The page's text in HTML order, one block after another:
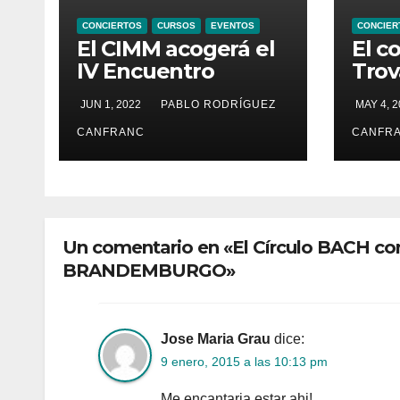
CONCIERTOS CURSOS EVENTOS
El CIMM acogerá el
IV Encuentro
Internacional de
Ministriles
JUN 1, 2022 PABLO RODRÍGUEZ
CANFRANC
El
en
MAY 4,
Un comentario en «El Círculo BACH
BRANDEMBURGO»
Jose Maria Grau dice:
9 enero, 2015 a las 10:13 pm